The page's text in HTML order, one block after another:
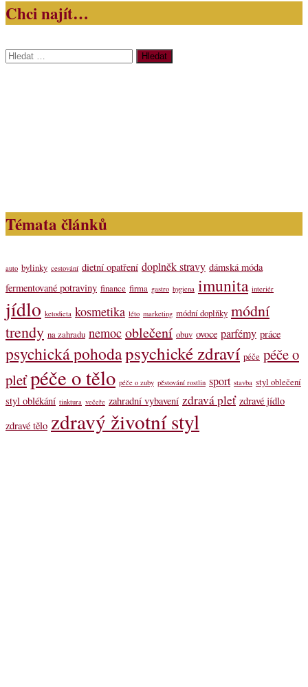
Chci najít…
Vyhledávání
Témata článků
auto bylinky cestování dietní opatření doplněk stravy dámská móda
fermentované potraviny finance firma gastro hygiena imunita interiér
jídlo ketodieta kosmetika léto marketing módní doplňky módní
trendy na zahradu nemoc oblečení obuv ovoce parfémy práce
psychická pohodapsychické zdraví péče péče o
pleťpéče o tělo péče o zuby pěstování rostlin sport stavba styl oblečení
styl oblékání tinktura večeře zahradní vybavení zdravá pleť zdravé jídlo
zdravé tělo zdravý životní styl